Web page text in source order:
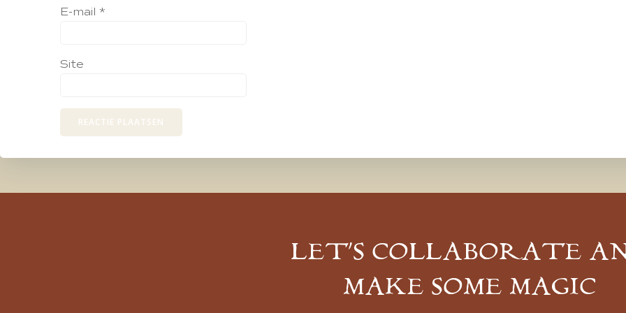
E-mail *
Site
LET’S COLLABORATE
MAKE SOME MAGIC